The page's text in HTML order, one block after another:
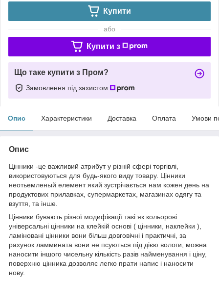
Купити
або
Купити з
Що таке купити з Пром?
Замовлення під захистом
Опис Характеристики Доставка Оплата Умови
Опис
Цінники -це важливий атрибут у різній сфері торгівлі,
використовуються для будь-якого виду товару. Цінники
неотьемленый елемент який зустрічається нам кожен день на
продуктових прилавках, супермаркетах, магазинах одягу та
взуття, та інше.
Цінники бувають різної модифікації такі як кольорові
універсальні цінники на клейкій основі ( цінники, наклейки ),
ламіновані цінники вони більш довговічні і практичні, за
рахунок ламмината вони не псуються під дією вологи, можна
наносити іншого чисельну кількість разів найменування і ціну,
поверхню цінника дозволяє легко прати напис і наносити
нову.